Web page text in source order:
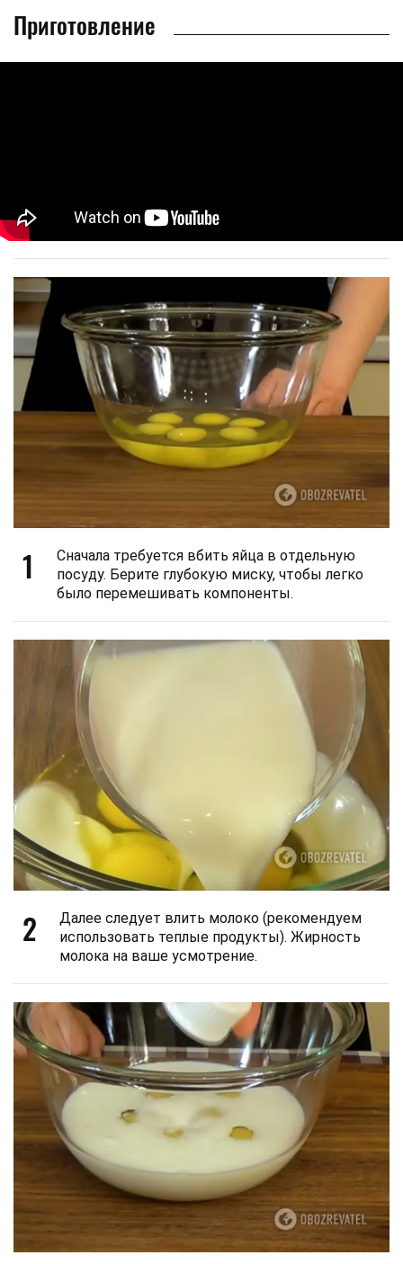
Приготовление
1
Сначала требуется вбить яйца в отдельную
посуду. Берите глубокую миску, чтобы легко
было перемешивать компоненты.
2
Далее следует влить молоко (рекомендуем
использовать теплые продукты). Жирность
молока на ваше усмотрение.